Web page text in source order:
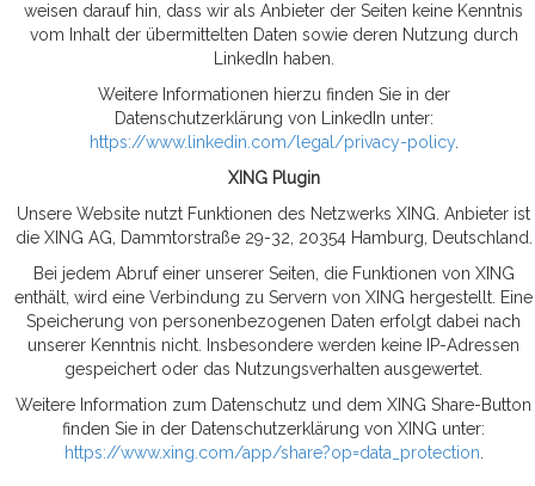
weisen darauf hin, dass wir als Anbieter der Seiten keine Kenntnis
vom Inhalt der übermittelten Daten sowie deren Nutzung durch
LinkedIn haben.
Weitere Informationen hierzu finden Sie in der
Datenschutzerklärung von LinkedIn unter:
https://www.linkedin.com/legal/privacy-policy.
XING Plugin
Unsere Website nutzt Funktionen des Netzwerks XING. Anbieter ist
die XING AG, Dammtorstraße 29-32, 20354 Hamburg, Deutschland.
Bei jedem Abruf einer unserer Seiten, die Funktionen von XING
enthält, wird eine Verbindung zu Servern von XING hergestellt. Eine
Speicherung von personenbezogenen Daten erfolgt dabei nach
unserer Kenntnis nicht. Insbesondere werden keine IP-Adressen
gespeichert oder das Nutzungsverhalten ausgewertet.
Weitere Information zum Datenschutz und dem XING Share-Button
finden Sie in der Datenschutzerklärung von XING unter:
https://www.xing.com/app/share?op=data_protection